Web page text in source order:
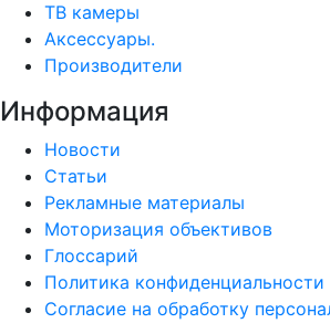
ТВ камеры
Аксессуары.
Производители
Информация
Новости
Статьи
Рекламные материалы
Моторизация объективов
Глоссарий
Политика конфиденциальности
Согласие на обработку